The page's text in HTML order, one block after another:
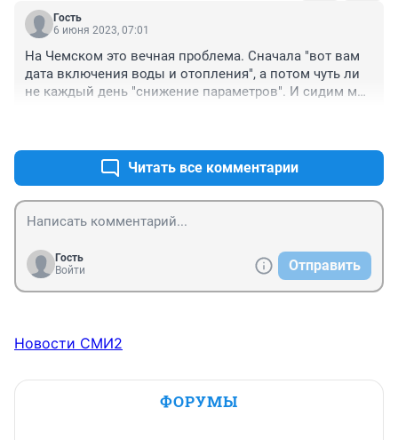
Гость
6 июня 2023, 07:01
На Чемском это вечная проблема. Сначала "вот вам
дата включения воды и отопления", а потом чуть ли
не каждый день "снижение параметров". И сидим мы
Читать все комментарии
Гость
Войти
Отправить
Новости СМИ2
ФОРУМЫ